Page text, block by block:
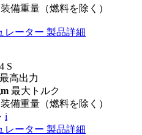
装備重量（燃料を除く）
レーター 製品詳細
S
最高出力
最大トルク
装備重量（燃料を除く）
i
レーター 製品詳細